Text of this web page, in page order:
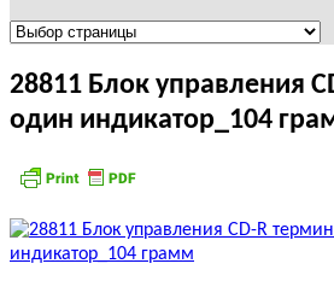
Меню
28811 Блок управления
один индикатор_104